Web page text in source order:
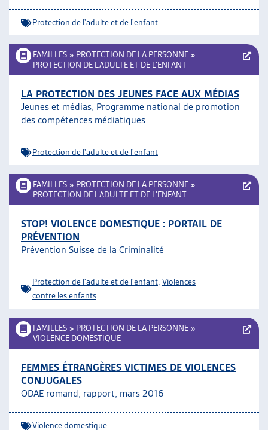
Protection de l'adulte et de l'enfant
FAMILLES » PROTECTION DE LA PERSONNE »
PROTECTION DE L’ADULTE ET DE L’ENFANT
LA PROTECTION DES JEUNES FACE AUX MÉDIAS
Jeunes et médias, Programme national de promotion
des compétences médiatiques
Protection de l'adulte et de l'enfant
FAMILLES » PROTECTION DE LA PERSONNE »
PROTECTION DE L’ADULTE ET DE L’ENFANT
STOP! VIOLENCE DOMESTIQUE : PORTAIL DE
PRÉVENTION
Prévention Suisse de la Criminalité
Protection de l'adulte et de l'enfant Violences
contre les enfants
FAMILLES » PROTECTION DE LA PERSONNE »
VIOLENCE DOMESTIQUE
FEMMES ÉTRANGÈRES VICTIMES DE VIOLENCES
CONJUGALES
ODAE romand, rapport, mars 2016
Violence domestique